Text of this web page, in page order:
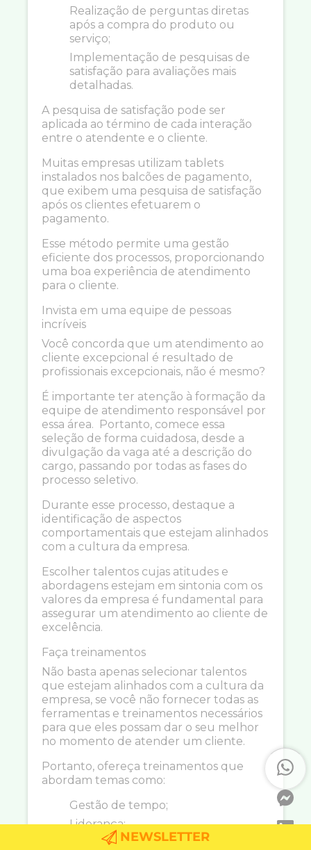
Realização de perguntas diretas
após a compra do produto ou
serviço;
Implementação de pesquisas de
satisfação para avaliações mais
detalhadas.
A pesquisa de satisfação pode ser
aplicada ao término de cada interação
entre o atendente e o cliente.
Muitas empresas utilizam tablets
instalados nos balcões de pagamento,
que exibem uma pesquisa de satisfação
após os clientes efetuarem o
pagamento.
Esse método permite uma gestão
eficiente dos processos, proporcionando
uma boa experiência de atendimento
para o cliente.
Invista em uma equipe de pessoas
incríveis
Você concorda que um atendimento ao
cliente excepcional é resultado de
profissionais excepcionais, não é mesmo?
É importante ter atenção à formação da
equipe de atendimento responsável por
essa área. Portanto, comece essa
seleção de forma cuidadosa, desde a
divulgação da vaga até a descrição do
cargo, passando por todas as fases do
processo seletivo.
Durante esse processo, destaque a
identificação de aspectos
comportamentais que estejam alinhados
com a cultura da empresa.
Escolher talentos cujas atitudes e
abordagens estejam em sintonia com os
valores da empresa é fundamental para
assegurar um atendimento ao cliente de
excelência.
Faça treinamentos
Não basta apenas selecionar talentos
que estejam alinhados com a cultura da
empresa, se você não fornecer todas as
ferramentas e treinamentos necessários
para que eles possam dar o seu melhor
no momento de atender um cliente.
Portanto, ofereça treinamentos que
abordam temas como:
Gestão de tempo;
Liderança;
Como funciona o produto/serviço;
NEWSLETTER